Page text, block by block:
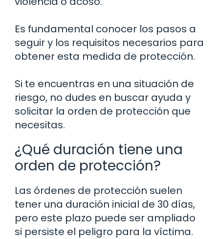
Es fundamental conocer los pasos a
seguir y los requisitos necesarios para
obtener esta medida de protección.
Si te encuentras en una situación de
riesgo, no dudes en buscar ayuda y
solicitar la orden de protección que
necesitas.
¿Qué duración tiene una
orden de protección?
Las órdenes de protección suelen
tener una duración inicial de 30 días,
pero este plazo puede ser ampliado
si persiste el peligro para la víctima.